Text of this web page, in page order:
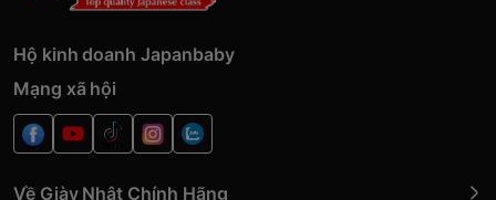
Hộ kinh doanh Japanbaby
Mạng xã hội
Về Giày Nhật Chính Hãng